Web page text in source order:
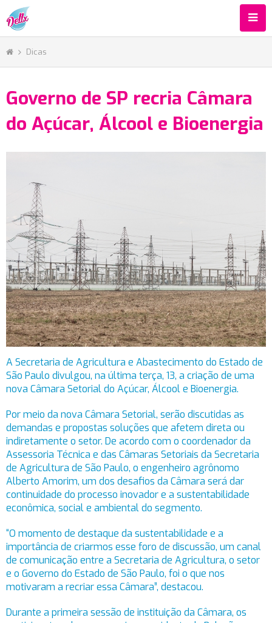
Dicas
Governo de SP recria Câmara
do Açúcar, Álcool e Bioenergia
A Secretaria de Agricultura e Abastecimento do Estado de
São Paulo divulgou, na última terça, 13, a criação de uma
nova Câmara Setorial do Açúcar, Álcool e Bioenergia.
Por meio da nova Câmara Setorial, serão discutidas as
demandas e propostas soluções que afetem direta ou
indiretamente o setor. De acordo com o coordenador da
Assessoria Técnica e das Câmaras Setoriais da Secretaria
de Agricultura de São Paulo, o engenheiro agrônomo
Alberto Amorim, um dos desafios da Câmara será dar
continuidade do processo inovador e a sustentabilidade
econômica, social e ambiental do segmento.
“O momento de destaque da sustentabilidade e a
importância de criarmos esse foro de discussão, um canal
de comunicação entre a Secretaria de Agricultura, o setor
e o Governo do Estado de São Paulo, foi o que nos
motivaram a recriar essa Câmara”, destacou.
Durante a primeira sessão de instituição da Câmara, os